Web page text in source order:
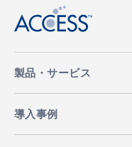
製品・サービス
導入事例